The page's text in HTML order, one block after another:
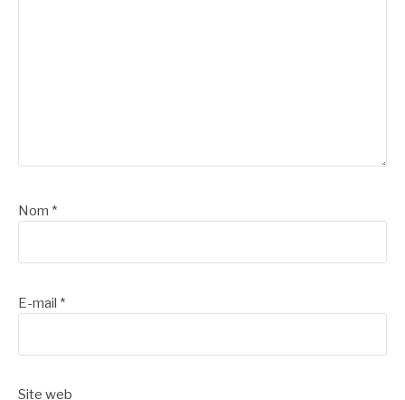
Nom *
E-mail *
Site web